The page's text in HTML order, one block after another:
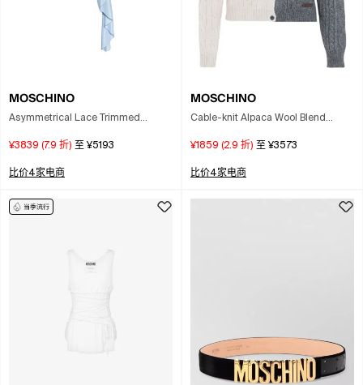
MOSCHINO
Asymmetrical Lace Trimmed
¥3839 (7.9 折) 至 ¥5193
比价4家电商
MOSCHINO
Cable-knit Alpaca Wool Blend
¥1859 (2.9 折) 至 ¥3573
比价4家电商